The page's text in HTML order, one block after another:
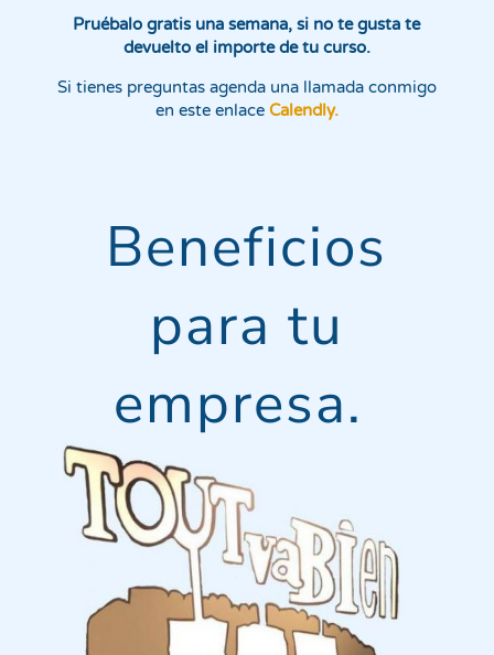
Pruébalo gratis una semana, si no te gusta te
devuelto el importe de tu curso.
Si tienes preguntas agenda una llamada conmigo
en este enlace Calendly.
Beneficios
para tu
empresa.